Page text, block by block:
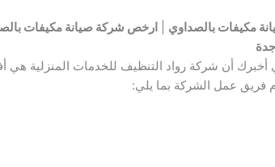
مكيفات بالصداوي |ارخص شركة صيانة مكيفات
أن شركة رواد التنظيف للخدمات المنزلية هي
فريق عمل الشركة بما يلي: